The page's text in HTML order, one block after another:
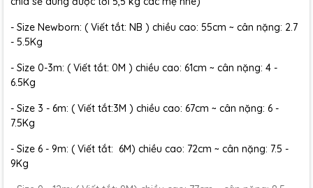
- Size Newborn: ( Viết tắt: NB ) chiều cao: 55cm ~ cân nặng: 2.7
- 5.5Kg
- Size 0-3m: ( Viết tắt: 0M ) chiều cao: 61cm ~ cân nặng: 4 -
6.5Kg
- Size 3 - 6m: ( Viết tắt:3M ) chiều cao: 67cm ~ cân nặng: 6 -
7.5Kg
- Size 6 - 9m: ( Viết tắt: 6M) chiều cao: 72cm ~ cân nặng: 7.5 -
9Kg